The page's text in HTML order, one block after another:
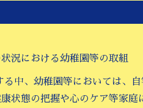
況における幼稚園等の取組
中、幼稚園等においては、
状態の把握や心のケア等家